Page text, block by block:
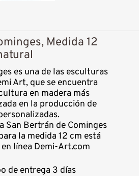
Medida 12
es una de las esculturas
Art, que se encuentra
en madera más
en la producción de
San Bertrán de Cominges
la medida 12 cm está
línea Demi-Art.com
de entrega 3 días